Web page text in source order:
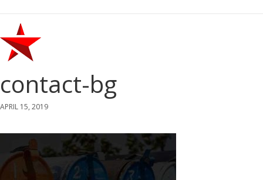
contact-bg
APRIL 15, 2019